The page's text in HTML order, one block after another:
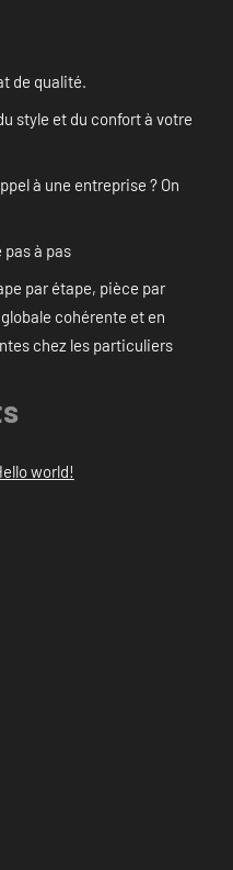
de qualité.
style et du confort à votre
à une entreprise ? On
à pas
par étape, pièce par
cohérente et en
chez les particuliers
world!